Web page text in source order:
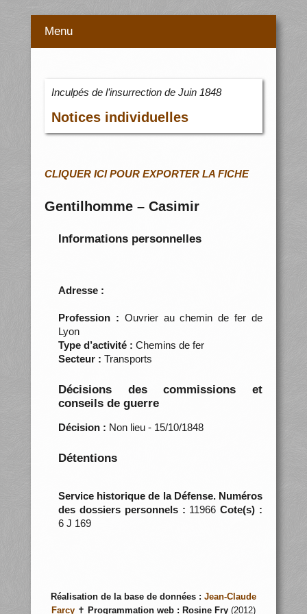
Menu
Inculpés de l’insurrection de Juin 1848
Notices individuelles
CLIQUER ICI POUR EXPORTER LA FICHE
Gentilhomme – Casimir
Informations personnelles
Adresse :
Profession : Ouvrier au chemin de fer de
Lyon
Type d’activité : Chemins de fer
Secteur : Transports
Décisions des commissions et
conseils de guerre
Décision : Non lieu - 15/10/1848
Détentions
Service historique de la Défense. Numéros
des dossiers personnels : 11966Cote(s) :
6 J 169
Réalisation de la base de données : Jean-Claude
Farcy ✝ Programmation web : Rosine Fry (2012)